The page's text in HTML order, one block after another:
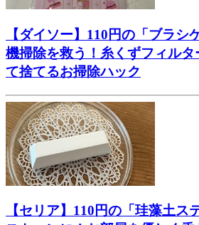
【ダイソー】110円の「ブラシ
機掃除を救う！糸くずフィル
て捨てるお掃除ハック
【セリア】110円の「珪藻土ス